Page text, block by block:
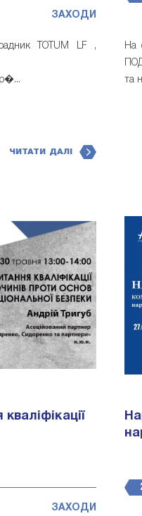
ЗАХОДИ
TOTUM LF ,
ЧИТАТИ ДАЛІ
На
та
ЗАХОДИ